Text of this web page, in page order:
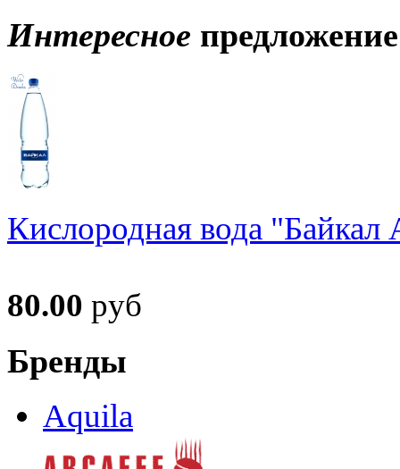
Интересное предложение
Кислородная вода "Байкал
80.00 руб
Бренды
Aquila